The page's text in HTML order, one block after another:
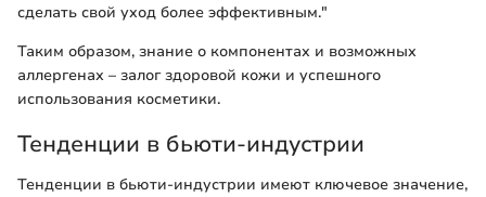
сделать свой уход более эффективным."
Таким образом, знание о компонентах и возможных
аллергенах – залог здоровой кожи и успешного
использования косметики.
Тенденции в бьюти-индустрии
Тенденции в бьюти-индустрии имеют ключевое значение,